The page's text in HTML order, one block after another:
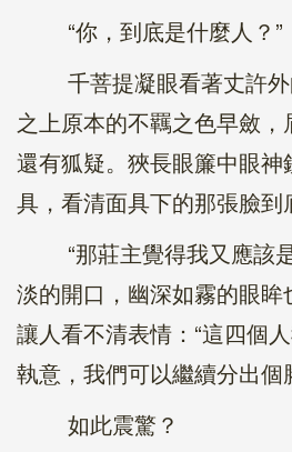
“你，到底是什麼人？”
千菩提凝眼看著丈許外
之上原本的不羈之色早斂
還有狐疑。狹長眼簾中眼神
具，看清面具下的那張臉到
“那莊主覺得我又應該是
淡的開口，幽深如霧的眼眸
讓人看不清表情：“這四個
執意，我們可以繼續分出個
如此震驚？